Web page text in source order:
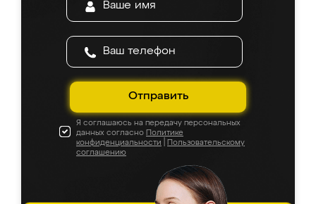
Отправить
Я соглашаюсь на передачу персональных
данных согласно Политике
конфиденциальности
Пользовательскому
соглашению